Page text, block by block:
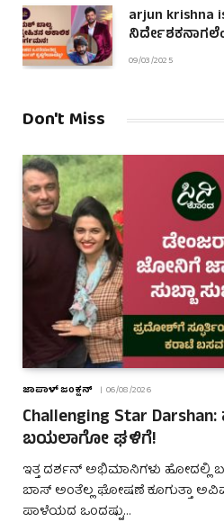
arjun krishna
09/03/2025
Don't Miss
ಜಾಪಾಳ್ ಜಂಕ್ಷನ್ 06/08/2026
Challenging Star
ಬಯಲಾಗೋ ಘಳಿಗೆ!
ಇತ್ತ ದರ್ಶನ್ ಅಭಿಮಾನಿಗಳು ಹೋದಲ್ಲಿ
ಬಾಸ್ ಅಂತೆಲ್ಲ ಘೋಷಣೆ ಕೂಗುತ್ತಾ
ಪಾಳೆಯದ ಒಂದಷ್ಟು…